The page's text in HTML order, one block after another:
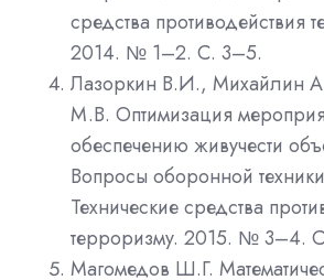
средства противодействия
2014. № 1–2. С. 3–5.
Лазоркин В.И., Михайлин
М.В. Оптимизация
обеспечению живучести
Вопросы оборонной
Технические средства
терроризму. 2015. № 3–4.
Магомедов Ш.Г.